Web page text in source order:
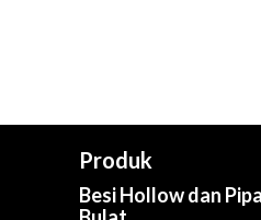
Produk
Besi Hollow dan Pipa